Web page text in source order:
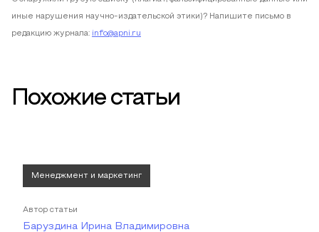
иные нарушения научно-издательской этики)? Напишите письмо в
редакцию журнала: info@apni.ru
Похожие статьи
Менеджмент и маркетинг
Автор статьи
Баруздина Ирина Владимировна